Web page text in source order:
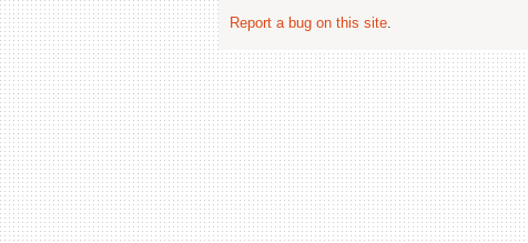
Report a bug on this site.